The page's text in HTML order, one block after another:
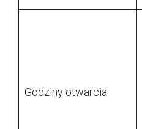
Godziny otwarcia